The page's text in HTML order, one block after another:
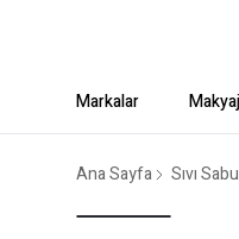
Markalar Makyaj
Ana Sayfa Sıvı